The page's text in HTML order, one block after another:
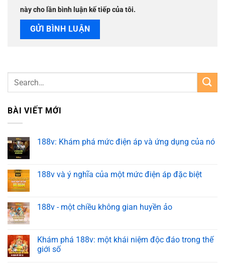
này cho lần bình luận kế tiếp của tôi.
BÀI VIẾT MỚI
188v: Khám phá mức điện áp và ứng dụng của nó
188v và ý nghĩa của một mức điện áp đặc biệt
188v - một chiều không gian huyền ảo
Khám phá 188v: một khái niệm độc đáo trong thế
giới số